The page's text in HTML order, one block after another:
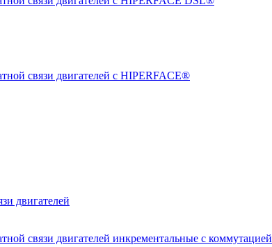
связи двигателей с HIPERFACE®
двигателей
связи двигателей инкрементальные с коммутацией